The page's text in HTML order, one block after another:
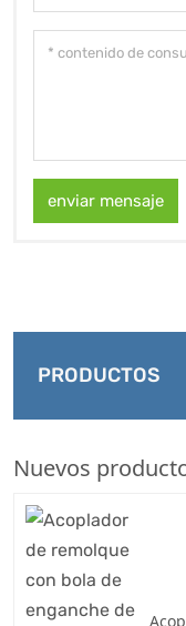
enviar mensaje
PRODUCTOS
Nuevos